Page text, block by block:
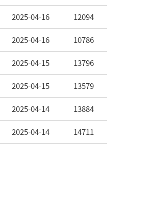
2025-04-16 12094
2025-04-16 10786
2025-04-15 13796
2025-04-15 13579
2025-04-14 13884
2025-04-14 14711